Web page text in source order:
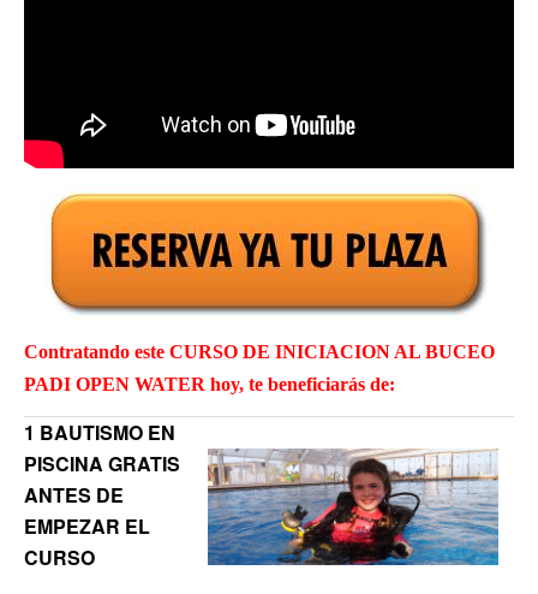
Contratando este CURSO DE INICIACION AL BUCEO
PADI OPEN WATER hoy, te beneficiarás de:
1 BAUTISMO EN
PISCINA GRATIS
ANTES DE
EMPEZAR EL
CURSO